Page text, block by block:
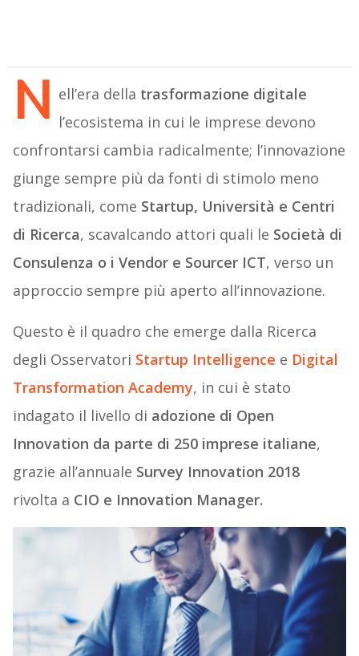
N ell’era della trasformazione digitale
l’ecosistema in cui le imprese devono
confrontarsi cambia radicalmente; l’innovazione
giunge sempre più da fonti di stimolo meno
tradizionali, come Startup, Università e Centri
di Ricerca, scavalcando attori quali le Società di
Consulenza o i Vendor e Sourcer ICT, verso un
approccio sempre più aperto all’innovazione.
Questo è il quadro che emerge dalla Ricerca
degli Osservatori Startup Intelligence e Digital
Transformation Academy, in cui è stato
indagato il livello di adozione di Open
Innovation da parte di 250 imprese italiane,
grazie all’annuale Survey Innovation 2018
rivolta a CIO e Innovation Manager.